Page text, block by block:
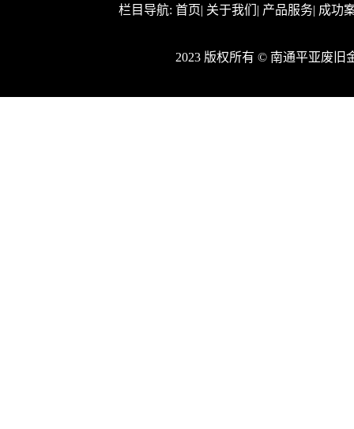
栏目导航: 首页| 关于我们 | 产品服务| 成功
2023 版权所有 © 南通平亚废